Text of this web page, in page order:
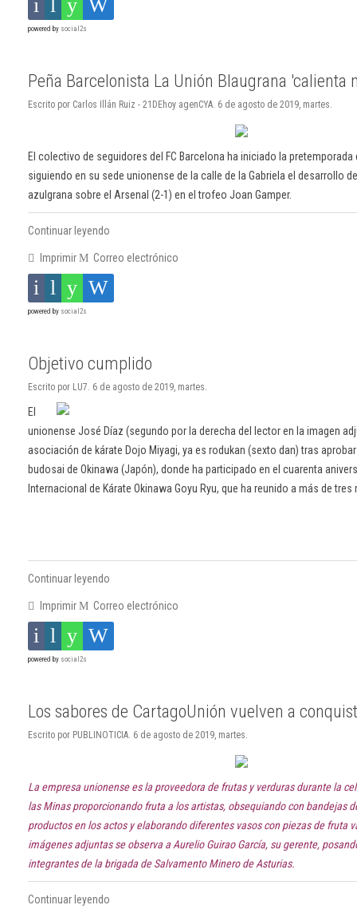
powered by social2s
Peña Barcelonista La Unión Blaugrana 'calienta
Escrito por Carlos Illán Ruiz - 21DEhoy agenCYA. 6 de agosto de 2019, martes.
El colectivo de seguidores del FC Barcelona ha iniciado la pretemporada
siguiendo en su sede unionense de la calle de la Gabriela el desarrollo
azulgrana sobre el Arsenal (2-1) en el trofeo Joan Gamper.
Continuar leyendo
Imprimir Correo electrónico
powered by social2s
Objetivo cumplido
Escrito por LU7. 6 de agosto de 2019, martes.
El
unionense José Díaz (segundo por la derecha del lector en la imagen
asociación de kárate Dojo Miyagi, ya es rodukan (sexto dan) tras
budosai de Okinawa (Japón), donde ha participado en el cuarenta
Internacional de Kárate Okinawa Goyu Ryu, que ha reunido a más de
Continuar leyendo
Imprimir Correo electrónico
powered by social2s
Los sabores de CartagoUnión vuelven a
Escrito por PUBLINOTICIA. 6 de agosto de 2019, martes.
La empresa unionense es la proveedora de frutas y verduras durante la
las Minas proporcionando fruta a los artistas, obsequiando con bandejas
productos en los actos y elaborando diferentes vasos con piezas de fruta
imágenes adjuntas se observa a Aurelio Guirao García, su gerente,
integrantes de la brigada de Salvamento Minero de Asturias.
Continuar leyendo